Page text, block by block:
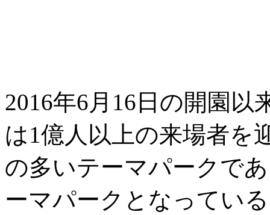
2016年6月16日の開園
は1億人以上の来場者を
の多いテーマパークで
ーマパークとなってい